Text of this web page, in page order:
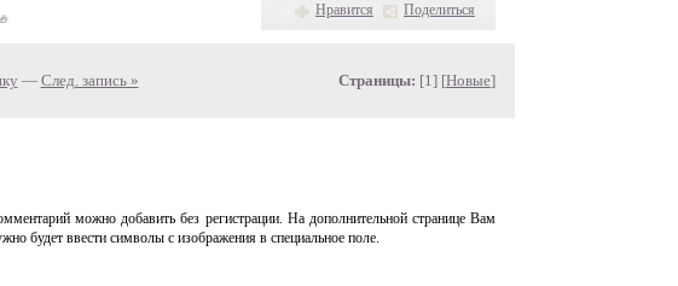
Нравится Поделиться
— След. запись » Страницы: [1] [Новые]
можно добавить без регистрации. На дополнительной странице Вам
будет ввести символы с изображения в специальное поле.